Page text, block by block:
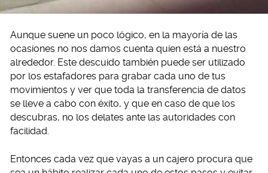
Aunque suene un poco lógico, en la mayoría de las
ocasiones no nos damos cuenta quien está a nuestro
alrededor. Este descuido también puede ser utilizado
por los estafadores para grabar cada uno de tus
movimientos y ver que toda la transferencia de datos
se lleve a cabo con éxito, y que en caso de que los
descubras, no los delates ante las autoridades con
facilidad.
Entonces cada vez que vayas a un cajero procura que